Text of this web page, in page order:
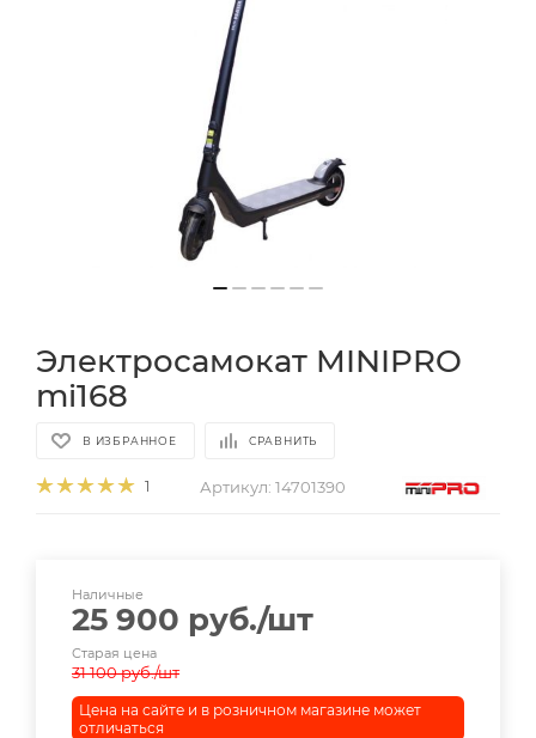
Электросамокат MINIPRO
mi168
В ИЗБРАННОЕ СРАВНИТЬ
1 Артикул: 14701390
Наличные
25 900 руб./шт
Старая цена
31 100руб./шт
Цена на сайте и в розничном магазине может
отличаться